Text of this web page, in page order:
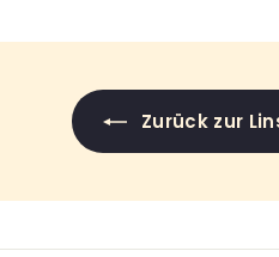
Zurück zur